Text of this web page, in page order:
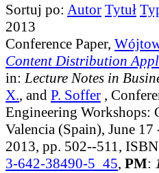
Sortuj po: Autor Tytuł
2013
Conference Paper,
Content Distribution
in: Lecture Notes in
X., and P. Soffer ,
Engineering Workshops:
Valencia (Spain), June
2013, pp. 502--511,
3-642-38490-5_45, PM: